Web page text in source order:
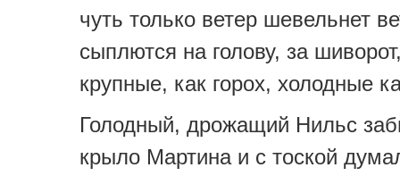
чуть только ветер шевельнет
сыплются на голову, за
крупные, как горох, холодные
Голодный, дрожащий Нильс
крыло Мартина и с тоской